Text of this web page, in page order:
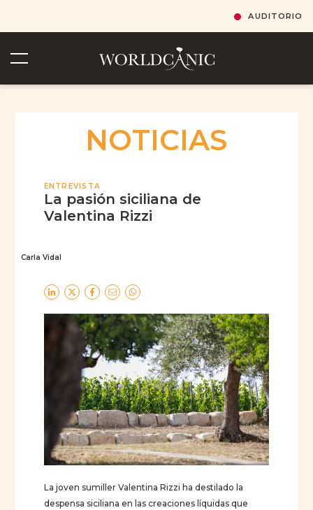
AUDITORIO
NOTICIAS
ENTREVISTA
La pasión siciliana de
Valentina Rizzi
Carla Vidal
La joven sumiller Valentina Rizzi ha destilado la
despensa siciliana en las creaciones líquidas que